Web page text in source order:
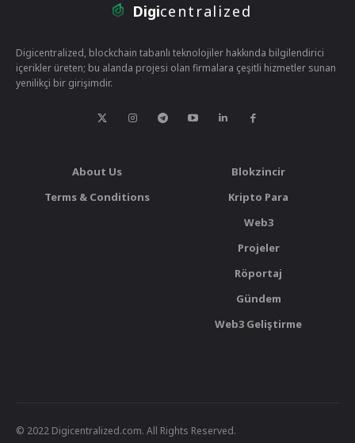
Digicentralized
Digicentralized, blockchain tabanlı teknolojiler hakkında bilgilendirici
içerikler üreten; bu alanda projesi olan firmalara çeşitli hizmetler sunan
yenilikçi bir girişimdir.
About Us
Terms & Conditions
Blokzincir
Kripto Para
Web3
Projeler
Röportaj
Gündem
Web3 Geliştirme
© 2022 Digicentralized.com. All Rights Reserved.